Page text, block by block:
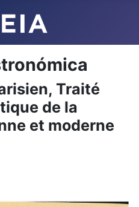
Traité
de la
et moderne